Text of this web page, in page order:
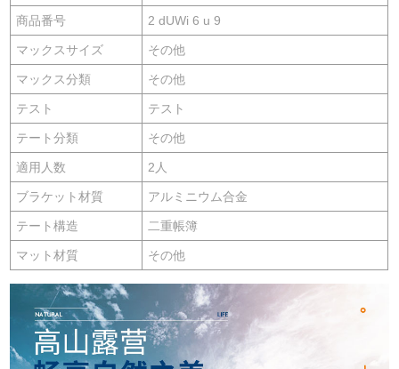
商品番号 2 dUWi 6 u 9
マックスサイズ その他
マックス分類 その他
テスト テスト
テート分類 その他
適用人数 2人
ブラケット材質 アルミニウム合金
テート構造 二重帳簿
マット材質 その他